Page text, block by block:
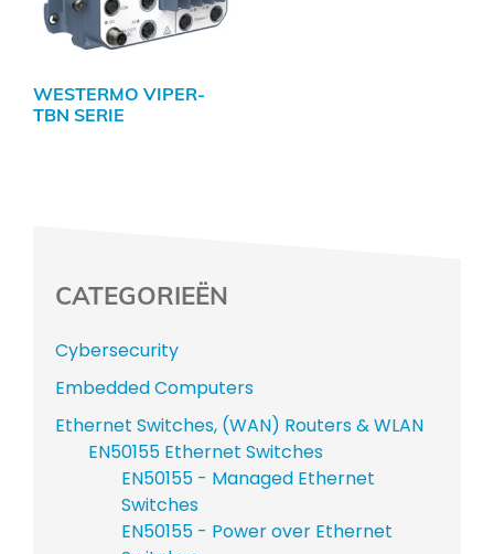
WESTERMO VIPER-
TBN SERIE
CATEGORIEËN
Cybersecurity
Embedded Computers
Ethernet Switches, (WAN) Routers & WLAN
EN50155 Ethernet Switches
EN50155 - Managed Ethernet
Switches
EN50155 - Power over Ethernet